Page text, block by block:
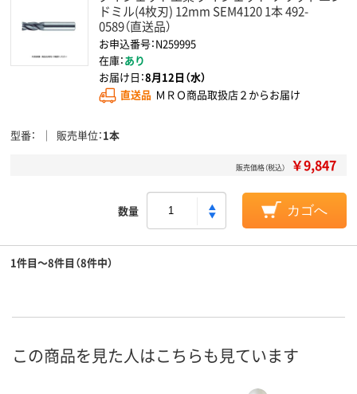
ドミル(4枚刃) 12mm SEM4120 1本 492-
0589（直送品）
お申込番号：N259995
在庫：あり
お届け日：8月12日（水）
直送品 ＭＲＯ商品取扱店２からお届け
型番 販売単位 1本
販売価格（税込） ￥9,847
数量 カゴへ
1件目～8件目（8件中）
この商品を見た人はこちらも見ています